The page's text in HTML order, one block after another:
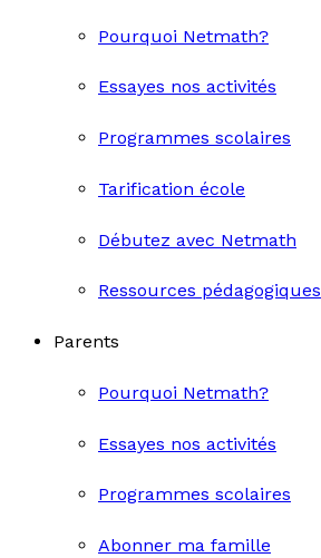
Pourquoi Netmath?
Essayes nos activités
Programmes scolaires
Tarification école
Débutez avec Netmath
Ressources pédagogiques
Parents
Pourquoi Netmath?
Essayes nos activités
Programmes scolaires
Abonner ma famille